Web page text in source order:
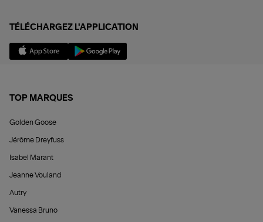
TÉLÉCHARGEZ L'APPLICATION
TOP MARQUES
Golden Goose
Jérôme Dreyfuss
Isabel Marant
Jeanne Vouland
Autry
Vanessa Bruno